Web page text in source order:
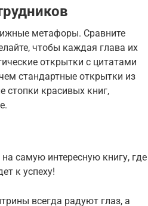
метафоры. Сравните
чтобы каждая глава их
открытки с цитатами
стандартные открытки из
стопки красивых книг,
самую интересную книгу, где
к успеху!
всегда радуют глаз, а